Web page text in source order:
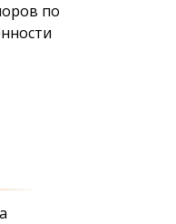
по